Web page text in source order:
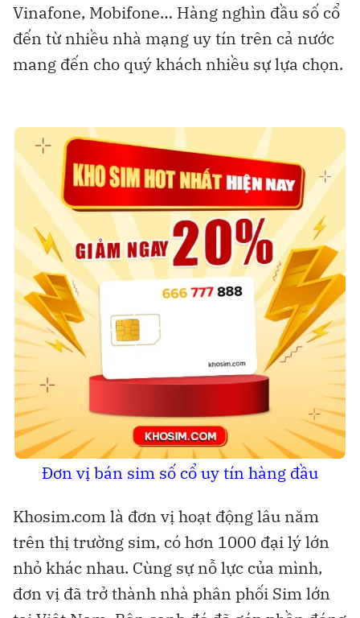
Vinafone, Mobifone… Hàng nghìn đầu số cổ
đến từ nhiều nhà mạng uy tín trên cả nước
mang đến cho quý khách nhiều sự lựa chọn.
Đơn vị bán sim số cổ uy tín hàng đầu
Khosim.com là đơn vị hoạt động lâu năm
trên thị trường sim, có hơn 1000 đại lý lớn
nhỏ khác nhau. Cùng sự nỗ lực của mình,
đơn vị đã trở thành nhà phân phối Sim lớn